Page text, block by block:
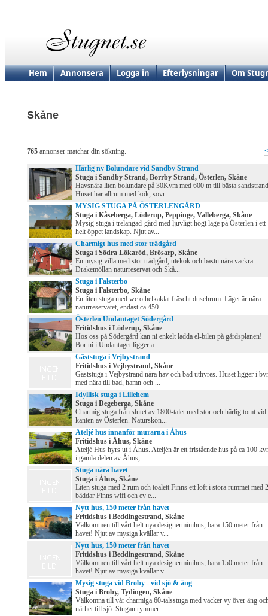
Hem Annonsera Logga in Efterlysningar Om
Skåne
765 annonser matchar din sökning.
Härlig ny Bolundare vid Sandby Strand
Stuga i Sandby Strand, Borrby Strand, Österlen, Skåne
Havsnära liten bolundare på 30Kvm med 600 m till bästa
Huset har allrum med kök, sovr...
MYSIG STUGA PÅ ÖSTERLENGÅRD
Stuga i Kåseberga, Löderup, Peppinge, Valleberga, Skåne
Mysig stuga i trelängad-gård med ljuvligt högt läge på Österlen i ett
helt öppet landskap. Njut av...
Charmigt hus med stor trädgård
Stuga i Södra Lökaröd, Brösarp, Skåne
En mysig villa med stor trädgård, utekök och bastu nära vackra
Drakemöllan naturreservat och Skå...
Stuga i Falsterbo
Stuga i Falsterbo, Skåne
En liten stuga med wc o helkaklat fräscht duschrum. Läget är nära
naturreservatet, endast ca 450 ...
Österlen Undantaget Södergård
Fritidshus i Löderup, Skåne
Hos oss på Södergård kan ni enkelt ladda el-bilen på gårdsplanen!
Bor ni i Undantaget ligger a...
Gäststuga i Vejbystrand
Fritidshus i Vejbystrand, Skåne
Gäststuga i Vejbystrand nära hav och bad uthyres. Huset ligger i
med nära till bad, hamn och ...
Idyllisk stuga i Lillehem
Stuga i Degeberga, Skåne
Charmig stuga från slutet av 1800-talet med stor och härlig tomt vid
kanten av Österlen. Naturskön...
Ateljé hus innanför murarna i Åhus
Fritidshus i Åhus, Skåne
Ateljé Hus hyrs ut i Åhus. Ateljén är ett fristående hus på ca 100
i gamla delen av Åhus, ...
Stuga nära havet
Stuga i Åhus, Skåne
Liten stuga med 2 rum och toalett Finns ett loft i stora rummet med 2
bäddar Finns wifi och ev e...
Nytt hus, 150 meter från havet
Fritidshus i Beddingestrand, Skåne
Välkommen till vårt helt nya designerminihus, bara 150 meter från
havet! Njut av mysiga kvällar v...
Nytt hus, 150 meter från havet
Fritidshus i Beddingestrand, Skåne
Välkommen till vårt helt nya designerminihus, bara 150 meter från
havet! Njut av mysiga kvällar v...
Mysig stuga vid Broby - vid sjö & äng
Stuga i Broby, Tydingen, Skåne
Välkomna till vår charmiga 60-talsstuga med vacker vy över äng
närhet till sjö. Stugan rymmer ...